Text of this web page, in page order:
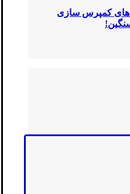
های کمپرس سازی